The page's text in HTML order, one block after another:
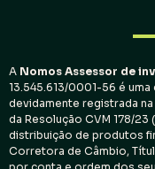
A Nomos Assessor de
13.545.613/0001-56 é
devidamente registrada
da Resolução CVM 178/
distribuição de produtos
Corretora de Câmbio,